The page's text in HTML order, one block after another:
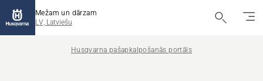
Mežam un dārzam
LV, Latviešu
Husqvarna pašapkalpošanās portāls